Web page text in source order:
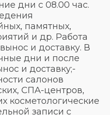
дни с 08.00 час.
памятных,
и др. Работа
и доставку. В
дни и после
и доставку;-
салонов
СПА-центров,
косметологические
записи с